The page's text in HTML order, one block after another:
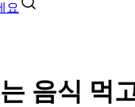
요
음식 먹